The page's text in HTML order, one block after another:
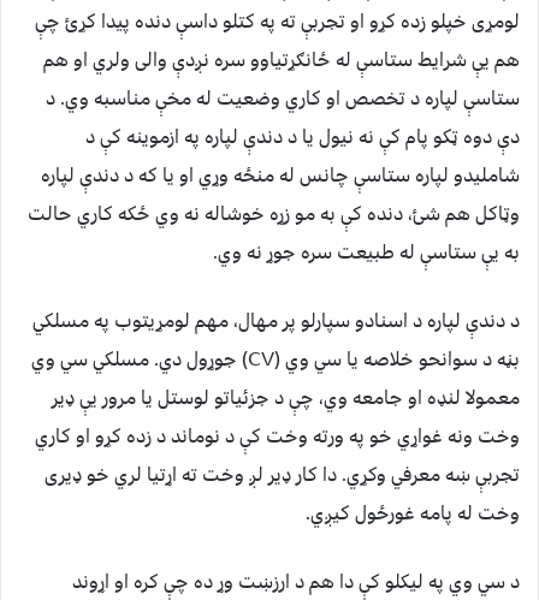
لومړی خپلو زده کړو او تجربې ته په کتلو داسې دنده پیدا کړئ چې
هم یې شرایط ستاسې له ځانګړتیاوو سره نږدې والی ولري او هم
ستاسې لپاره د تخصص او کاري وضعیت له مخې مناسبه وي. د
دې دوه ټکو پام کې نه نیول یا د دندې لپاره په ازموینه کې د
شاملیدو لپاره ستاسې چانس له منځه وړي او یا که د دندې لپاره
وټاکل هم شئ، دنده کې به مو زړه خوشاله نه وي ځکه کاري حالت
به یې ستاسې له طبیعت سره جوړ نه وي.
د دندې لپاره د اسنادو سپارلو پر مهال، مهم لومړیتوب په مسلکي
بڼه د سوانحو خلاصه یا سي وي (CV) جوړول دي. مسلکي سي وي
معمولا لنډه او جامعه وي، چې د جزئیاتو لوستل یا مرور یې ډیر
وخت ونه غواړي خو په ورته وخت کې د نوماند د زده کړو او کاري
تجربې ښه معرفي وکړي. دا کار ډیر لږ وخت ته اړتیا لري خو ډیری
وخت له پامه غورځول کیږي.
د سي وي په لیکلو کې دا هم د ارزښت وړ ده چې کره او اړوند